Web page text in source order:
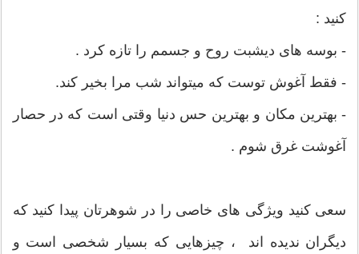
کنید :
- بوسه های دیشبت روح و جسمم را تازه کرد .
- فقط آغوش توست که میتواند شب مرا بخیر کند.
- بهترین مکان و بهترین حس دنیا وقتی است که در حصار
آغوشت غرق شوم .
سعی کنید ویژگی های خاصی را در شوهرتان پیدا کنید که
دیگران ندیده اند ، چیزهایی که بسیار شخصی است و